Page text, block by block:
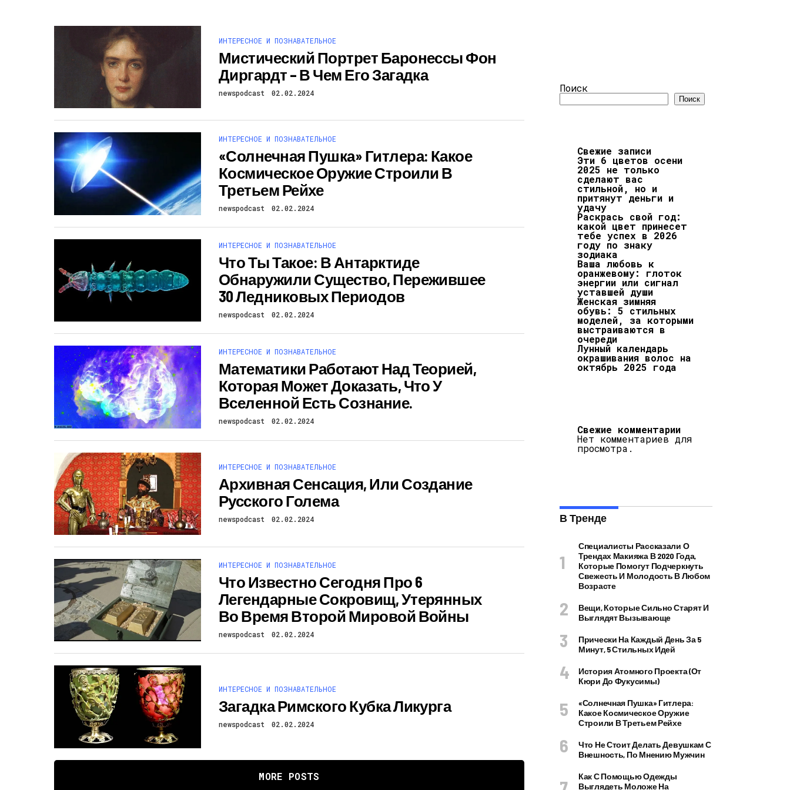
ИНТЕРЕСНОЕ И ПОЗНАВАТЕЛЬНОЕ
Мистический Портрет Баронессы Фон
Диргардт – В Чем Его Загадка
newspodcast 02.02.2024
ИНТЕРЕСНОЕ И ПОЗНАВАТЕЛЬНОЕ
«Солнечная Пушка» Гитлера: Какое
Космическое Оружие Строили В
Третьем Рейхе
newspodcast 02.02.2024
ИНТЕРЕСНОЕ И ПОЗНАВАТЕЛЬНОЕ
Что Ты Такое: В Антарктиде
Обнаружили Существо, Пережившее
30 Ледниковых Периодов
newspodcast 02.02.2024
ИНТЕРЕСНОЕ И ПОЗНАВАТЕЛЬНОЕ
Математики Работают Над Теорией,
Которая Может Доказать, Что У
Вселенной Есть Сознание.
newspodcast 02.02.2024
ИНТЕРЕСНОЕ И ПОЗНАВАТЕЛЬНОЕ
Архивная Сенсация, Или Создание
Русского Голема
newspodcast 02.02.2024
ИНТЕРЕСНОЕ И ПОЗНАВАТЕЛЬНОЕ
Что Известно Сегодня Про 6
Легендарные Сокровищ, Утерянных
Во Время Второй Мировой Войны
newspodcast 02.02.2024
ИНТЕРЕСНОЕ И ПОЗНАВАТЕЛЬНОЕ
Загадка Римского Кубка Ликурга
newspodcast 02.02.2024
MORE POSTS
Поиск
Поиск
Свежие записи
Эти 6 цветов осени
2025 не только
сделают вас
стильной, но и
притянут деньги и
удачу
Раскрась свой год:
какой цвет принесет
тебе успех в 2026
году по знаку
зодиака
Ваша любовь к
оранжевому: глоток
энергии или сигнал
уставшей души
Женская зимняя
обувь: 5 стильных
моделей, за которыми
выстраиваются в
очереди
Лунный календарь
окрашивания волос на
октябрь 2025 года
Свежие комментарии
Нет комментариев для
просмотра.
В Тренде
Специалисты Рассказали О
Трендах Макияжа В 2020 Года,
Которые Помогут Подчеркнуть
Свежесть И Молодость В Любом
Возрасте
Вещи, Которые Сильно Старят И
Выглядят Вызывающе
Прически На Каждый День За 5
Минут, 5 Стильных Идей
История Атомного Проекта (от
Кюри До Фукусимы)
«Солнечная Пушка» Гитлера:
Какое Космическое Оружие
Строили В Третьем Рейхе
Что Не Стоит Делать Девушкам С
Внешность, По Мнению Мужчин
Как С Помощью Одежды
Выглядеть Моложе На